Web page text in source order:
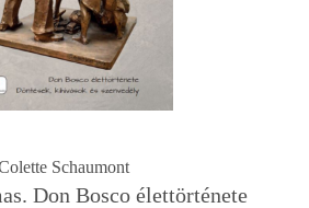
Schaumont
Don Bosco élettörténete